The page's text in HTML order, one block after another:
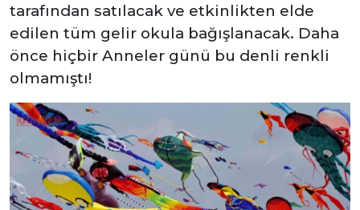
tarafından satılacak ve etkinlikten elde
edilen tüm gelir okula bağışlanacak. Daha
önce hiçbir Anneler günü bu denli renkli
olmamıştı!